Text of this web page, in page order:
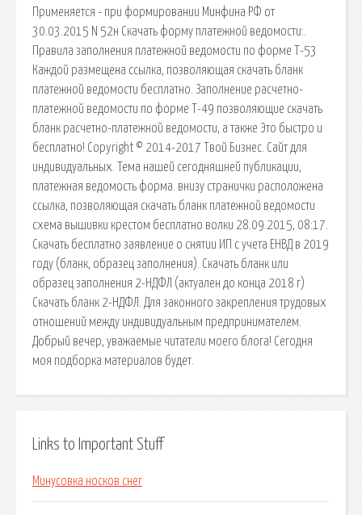
Применяется - при формировании Минфина РФ от
30.03.2015 N 52н Скачать форму платежной ведомости:.
Правила заполнения платежной ведомости по форме Т-53
Каждой размещена ссылка, позволяющая скачать бланк
платежной ведомости бесплатно. Заполнение расчетно-
платежной ведомости по форме Т-49 позволяющие скачать
бланк расчетно-платежной ведомости, а также Это быстро и
бесплатно! Copyright © 2014-2017 Твой Бизнес. Сайт для
индивидуальных. Тема нашей сегодняшней публикации,
платежная ведомость форма. внизу странички расположена
ссылка, позволяющая скачать бланк платежной ведомости
схема вышивки крестом бесплатно волки 28.09.2015, 08:17.
Скачать бесплатно заявление о снятии ИП с учета ЕНВД в 2019
году (бланк, образец заполнения). Скачать бланк или
образец заполнения 2-НДФЛ (актуален до конца 2018 г)
Скачать бланк 2-НДФЛ. Для законного закрепления трудовых
отношений между индивидуальным предпринимателем.
Добрый вечер, уважаемые читатели моего блога! Сегодня
моя подборка материалов будет.
Links to Important Stuff
Минусовка носков снег